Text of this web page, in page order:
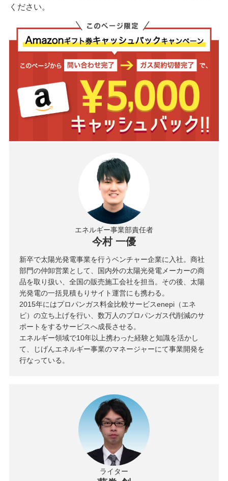
ください。
エネルギー事業部責任者
今村 一優
新卒で太陽光発電事業を行うベンチャー企業に入社。商社
部門の仲卸営業として、国内外の太陽光発電メーカーの商
品を取り扱い、全国の販売施工会社を担当。その後、太陽
光発電の一括見積もりサイト運営にも携わる。
2015年にはプロパンガス料金比較サービスenepi（エネ
ピ）の立ち上げを行い、数万人のプロパンガス代削減のサ
ポートをするサービスへ成長させる。
エネルギー領域で10年以上携わった経験と知識を活かし
て、じげんエネルギー事業のマネージャーにて事業開発を
行なっている。
ライター